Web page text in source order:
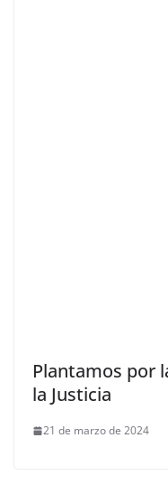
Plantamos por
la Justicia
21 de marzo de 2024